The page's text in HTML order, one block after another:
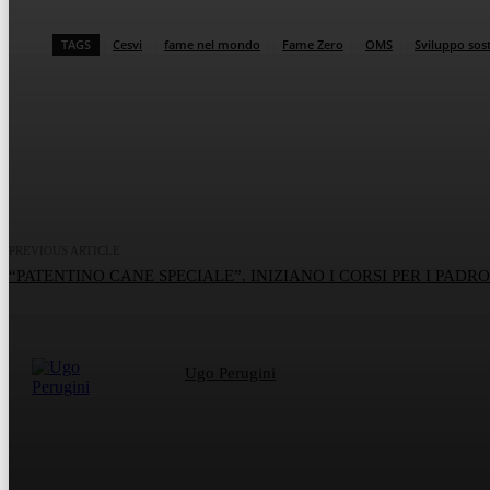
TAGS Cesvi fame nel mondo Fame Zero OMS Sviluppo
“PATENTINO CANE SPECIALE”. INIZIANO I CORSI PER I
Ugo Perugini